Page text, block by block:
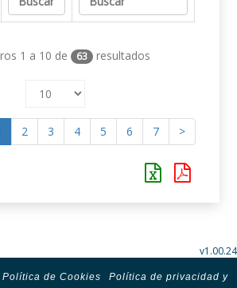
1 a 10 de 63 resultados
2 3 4 5 6 7 >
v1.00.24
Política de Cookies
Política de privacidad y